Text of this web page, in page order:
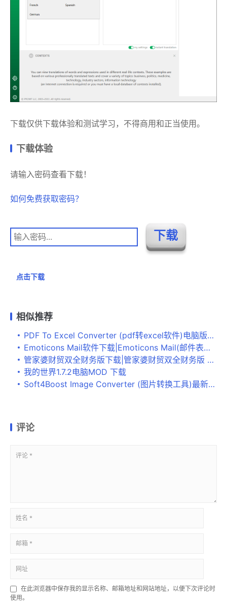
下载仅供下载体验和测试学习，不得商用和正当使用。
下载体验
请输入密码查看下载！
如何免费获取密码？
点击下载
相似推荐
PDF To Excel Converter (pdf转excel软件)电脑版v4.9.1下载
Emoticons Mail软件下载|Emoticons Mail(邮件表情工具) 官方版V3.20下载
管家婆财贸双全财务版下载|管家婆财贸双全财务版 最新版本V18.5下载
我的世界1.7.2电脑MOD 下载
Soft4Boost Image Converter (图片转换工具)最新版V6.0.3.305下载
评论
在此浏览器中保存我的显示名称、邮箱地址和网站地址，以便下次评论时
使用。